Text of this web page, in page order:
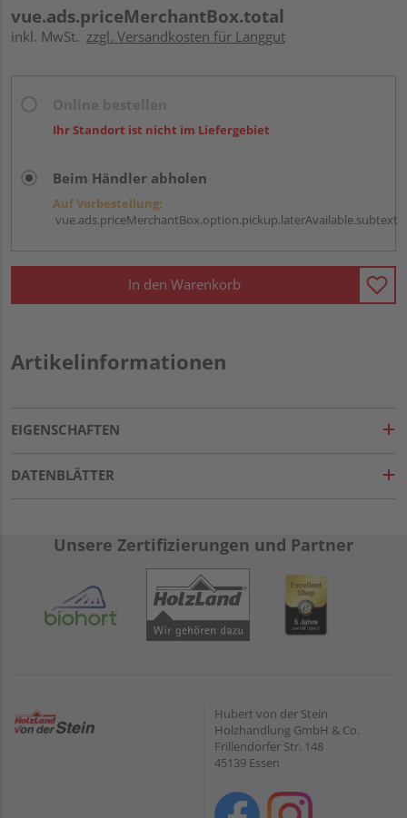
vue.ads.priceMerchantBox.total
inkl. MwSt. zzgl. Versandkosten für Langgut
Ihr Standort ist nicht im Liefergebiet
Beim Händler abholen
Auf Vorbestellung:
vue.ads.priceMerchantBox.option.pickup.laterAvailable.subtext
In den Warenkorb
Artikelinformationen
EIGENSCHAFTEN
DATENBLÄTTER
Unsere Zertifizierungen und Partner
Hubert von der Stein
Holzhandlung GmbH & Co.
Frillendorfer Str. 148
45139 Essen